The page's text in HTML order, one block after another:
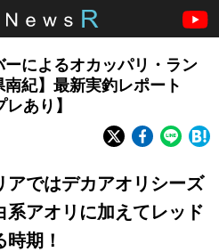
によるオカッパリ・ラン
紀】最新実釣レポート
あり】
アではデカアオリシーズ
アオリに加えてレッド
期！